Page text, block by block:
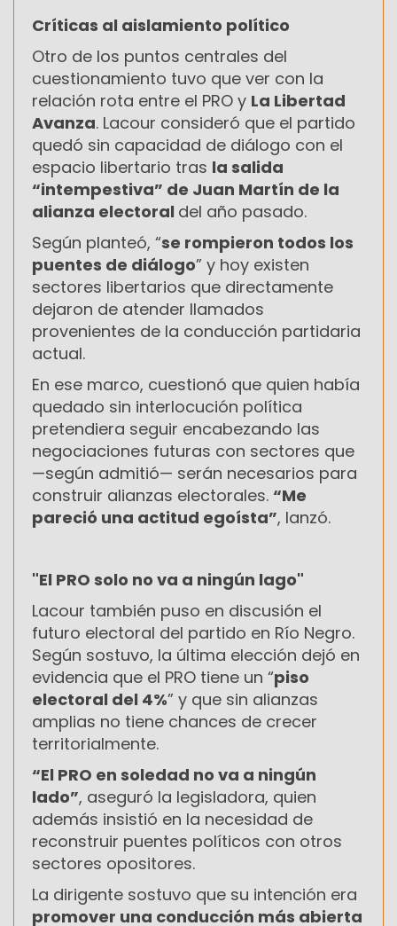
Críticas al aislamiento político
Otro de los puntos centrales del
cuestionamiento tuvo que ver con la
relación rota entre el PRO y La Libertad
Avanza. Lacour consideró que el partido
quedó sin capacidad de diálogo con el
espacio libertario tras la salida
“intempestiva” de Juan Martín de la
alianza electoral del año pasado.
Según planteó, “se rompieron todos los
puentes de diálogo” y hoy existen
sectores libertarios que directamente
dejaron de atender llamados
provenientes de la conducción partidaria
actual.
En ese marco, cuestionó que quien había
quedado sin interlocución política
pretendiera seguir encabezando las
negociaciones futuras con sectores que
—según admitió— serán necesarios para
construir alianzas electorales. “Me
pareció una actitud egoísta”, lanzó.
"El PRO solo no va a ningún lago"
Lacour también puso en discusión el
futuro electoral del partido en Río Negro.
Según sostuvo, la última elección dejó en
evidencia que el PRO tiene un “piso
electoral del 4%” y que sin alianzas
amplias no tiene chances de crecer
territorialmente.
“El PRO en soledad no va a ningún
lado”, aseguró la legisladora, quien
además insistió en la necesidad de
reconstruir puentes políticos con otros
sectores opositores.
La dirigente sostuvo que su intención era
promover una conducción más abierta